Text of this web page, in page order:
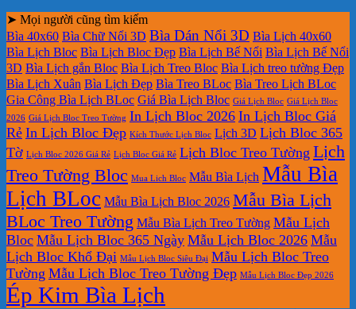
➤ Mọi người cũng tìm kiếm
Bìa 40x60 Bìa Chữ Nổi 3D Bìa Dán Nổi 3D Bìa Lịch 40x60
Bìa Lịch Bloc Bìa Lịch Bloc Đẹp Bìa Lịch Bế Nổi Bìa Lịch Bế Nổi
3D Bìa Lịch gắn Bloc Bìa Lịch Treo Bloc Bìa Lịch treo tường Đẹp
Bìa Lịch Xuân Bìa Lịch Đẹp Bìa Treo BLoc Bìa Treo Lịch BLoc
Gia Công Bìa Lịch BLoc Giá Bìa Lịch Bloc Giá Lịch Bloc Giá Lịch Bloc
2026 Giá Lịch Bloc Treo Tường In Lịch Bloc 2026 In Lịch Bloc Giá
Rẻ In Lịch Bloc Đẹp Kích Thước Lịch Bloc Lịch 3D Lịch Bloc 365
Tờ Lịch Bloc 2026 Giá Rẻ Lịch Bloc Giá Rẻ Lịch Bloc Treo Tường Lịch
Treo Tường Bloc Mua Lich Bloc Mẫu Bìa Lịch Mẫu Bìa
Lịch BLoc Mẫu Bìa Lịch Bloc 2026 Mẫu Bìa Lịch
BLoc Treo Tường Mẫu Bìa Lịch Treo Tường Mẫu Lịch
Bloc Mẫu Lịch Bloc 365 Ngày Mẫu Lịch Bloc 2026 Mẫu
Lịch Bloc Khổ Đại Mẫu Lịch Bloc Siêu Đại Mẫu Lịch Bloc Treo
Tường Mẫu Lịch Bloc Treo Tường Đẹp Mẫu Lịch Bloc Đẹp 2026
Ép Kim Bìa Lịch